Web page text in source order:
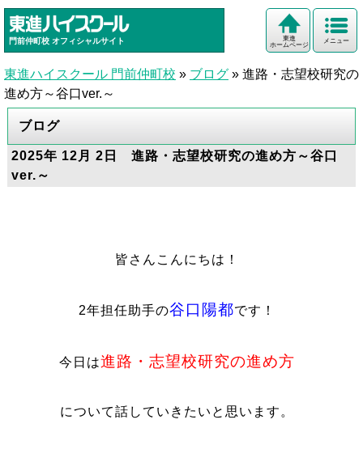
門前仲町校 オフィシャルサイト メニュー
東進
ホームページ
東進ハイスクール 門前仲町校 » ブログ » 進路・志望校研究の
進め方～谷口ver.～
ブログ
2025年 12月 2日 進路・志望校研究の進め方～谷口
ver.～
皆さんこんにちは！
2年担任助手の谷口陽都です！
今日は進路・志望校研究の進め方
について話していきたいと思います。